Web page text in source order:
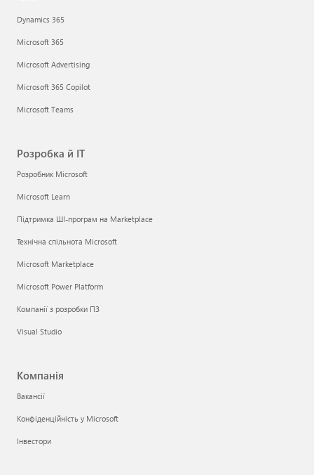
Dynamics 365
Microsoft 365
Microsoft Advertising
Microsoft 365 Copilot
Microsoft Teams
Розробка й ІТ
Розробник Microsoft
Microsoft Learn
Підтримка ШІ-програм на Marketplace
Технічна спільнота Microsoft
Microsoft Marketplace
Microsoft Power Platform
Компанії з розробки ПЗ
Visual Studio
Компанія
Вакансії
Конфіденційність у Microsoft
Інвестори